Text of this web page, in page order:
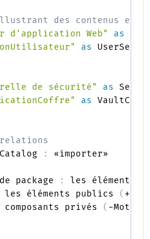
des contenus
d'application Web" as
as
de sécurité" as
as
relations
:
package
:
les éléments
les éléments publics
(
composants privés
( -